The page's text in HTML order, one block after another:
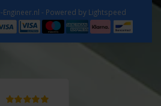
- Powered by Lightspeed